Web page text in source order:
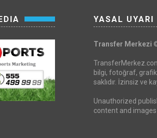
YASAL UYARI
Transfer Merkezi
bilgi, fotoğraf,
saklıdır. İzinsiz ve
Unauthorized
content and